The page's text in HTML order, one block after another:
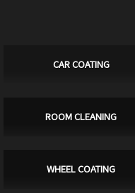
CAR COATING
ROOM CLEANING
WHEEL COATING